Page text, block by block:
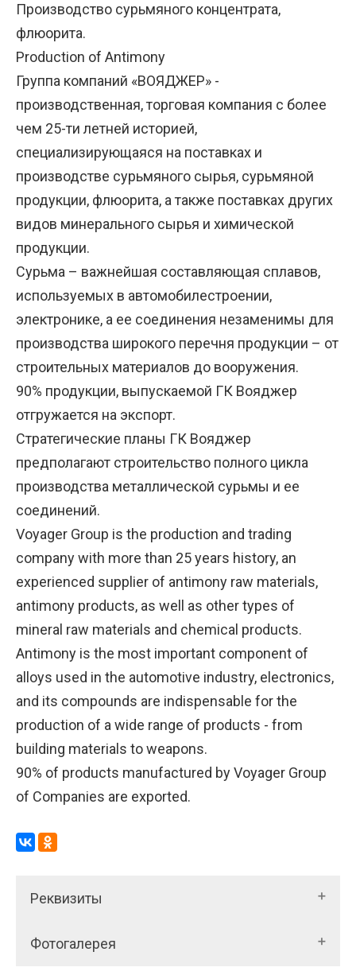
Производство сурьмяного концентрата,
флюорита.
Production of Antimony
Группа компаний «ВОЯДЖЕР» -
производственная, торговая компания с более
чем 25-ти летней историей,
специализирующаяся на поставках и
производстве сурьмяного сырья, сурьмяной
продукции, флюорита, а также поставках других
видов минерального сырья и химической
продукции.
Сурьма – важнейшая составляющая сплавов,
используемых в автомобилестроении,
электронике, а ее соединения незаменимы для
производства широкого перечня продукции – от
строительных материалов до вооружения.
90% продукции, выпускаемой ГК Вояджер
отгружается на экспорт.
Стратегические планы ГК Вояджер
предполагают строительство полного цикла
производства металлической сурьмы и ее
соединений.
Voyager Group is the production and trading
company with more than 25 years history, an
experienced supplier of antimony raw materials,
antimony products, as well as other types of
mineral raw materials and chemical products.
Antimony is the most important component of
alloys used in the automotive industry, electronics,
and its compounds are indispensable for the
production of a wide range of products - from
building materials to weapons.
90% of products manufactured by Voyager Group
of Companies are exported.
Реквизиты
Фотогалерея